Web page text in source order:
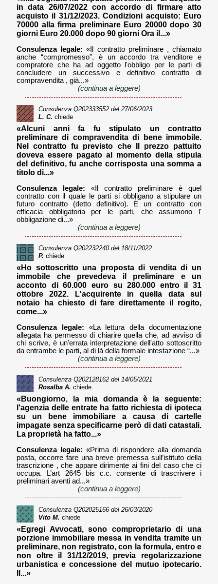
in data 26/07/2022 con accordo di firmare atto
acquisto il 31/12/2023. Condizioni acquisto: Euro
70000 alla firma preliminare Euro 20000 dopo 30
giorni Euro 20.000 dopo 90 giorni Ora il...»
Consulenza legale: «Il contratto preliminare , chiamato
anche “compromesso”, è un accordo tra venditore e
compratore che ha ad oggetto l'obbligo per le parti di
concludere un successivo e definitivo contratto di
compravendita , già...»
(continua a leggere)
Consulenza Q202333552 del 27/06/2023
L. C. chiede
«Alcuni anni fa fu stipulato un contratto
preliminare di compravendita di bene immobile.
Nel contratto fu previsto che Il prezzo pattuito
doveva essere pagato al momento della stipula
del definitivo, fu anche corrisposta una somma a
titolo di...»
Consulenza legale: «Il contratto preliminare è quel
contratto con il quale le parti si obbligano a stipulare un
futuro contratto (detto definitivo). È un contratto con
efficacia obbligatoria per le parti, che assumono l'
obbligazione di...»
(continua a leggere)
Consulenza Q202232240del 18/11/2022
P. chiede
«Ho sottoscritto una proposta di vendita di un
immobile che prevedeva il preliminare e un
acconto di 60.000 euro su 280.000 entro il 31
ottobre 2022. L'acquirente in quella data sul
notaio ha chiesto di fare direttamente il rogito,
come...»
Consulenza legale: «La lettura della documentazione
allegata ha permesso di chiarire quella che, ad avviso di
chi scrive, è un'errata interpretazione dell'atto sottoscritto
da entrambe le parti, al di là della formale intestazione “...»
(continua a leggere)
Consulenza Q202128162 del 14/05/2021
Rosalba A. chiede
«Buongiorno, la mia domanda è la seguente:
l'agenzia delle entrate ha fatto richiesta di ipoteca
su un bene immobiliare a causa di cartelle
impagate senza specificarne però di dati catastali.
La proprietà ha fatto...»
Consulenza legale: «Prima di rispondere alla domanda
posta, occorre fare una breve premessa sull’istituto della
trascrizione , che appare dirimente ai fini del caso che ci
occupa. L’art 2645 bis c.c. consente di trascrivere i
preliminari aventi ad...»
(continua a leggere)
Consulenza Q202025166 del 26/03/2020
Vito M. chiede
«Egregi Avvocati, sono comproprietario di una
porzione immobiliare messa in vendita tramite un
preliminare, non registrato, con la formula, entro e
non oltre il 31/12/2019, previa regolarizzazione
urbanistica e concessione del mutuo ipotecario.
Il...»